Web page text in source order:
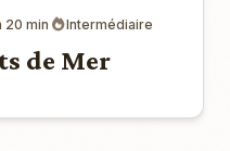
20 min Intermédiaire
de Mer